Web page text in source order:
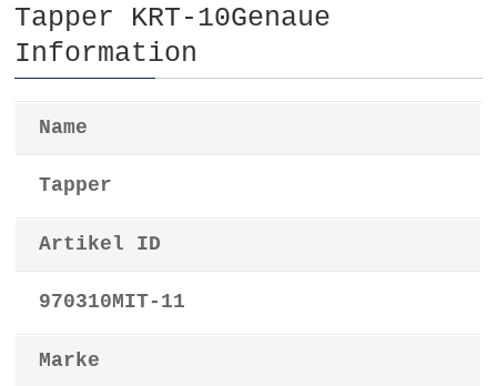
Tapper KRT-10Genaue
Information
Name
Tapper
Artikel ID
970310MIT-11
Marke